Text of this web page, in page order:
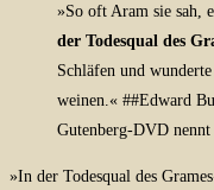
»So oft Aram sie sah,
der Todesqual des
Schläfen und
weinen.« ##Edward
Gutenberg-DVD
»In der Todesqual des